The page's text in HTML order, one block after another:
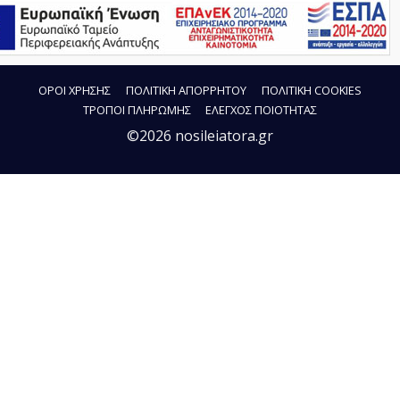
ΟΡΟΙ ΧΡΗΣΗΣ ΠΟΛΙΤΙΚΗ ΑΠΟΡΡΗΤΟΥ
ΠΟΛΙΤΙΚΗ COOKIES
ΤΡΟΠΟΙ ΠΛΗΡΩΜΗΣ
ΕΛΕΓΧΟΣ ΠΟΙΟΤΗΤΑΣ
©2026 nosileiatora.gr